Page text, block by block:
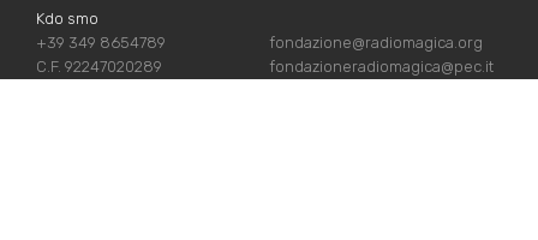
Kdo smo
+39 349 8654789
C.F. 92247020289
fondazione@radiomagica.org
fondazioneradiomagica@pec.it